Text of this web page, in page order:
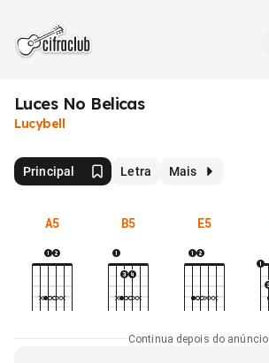
Luces No Belicas
Lucybell
Principal Letra Mais
A5 B5 E5
Continua depois do anúncio